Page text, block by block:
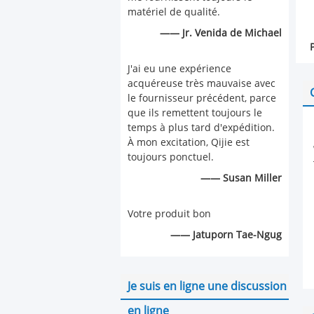
matériel de qualité.
—— Jr. Venida de Michael
J'ai eu une expérience
acquéreuse très mauvaise avec
le fournisseur précédent, parce
que ils remettent toujours le
temps à plus tard d'expédition.
À mon excitation, Qijie est
toujours ponctuel.
—— Susan Miller
Votre produit bon
—— Jatuporn Tae-Ngug
Je suis en ligne une discussion
en ligne